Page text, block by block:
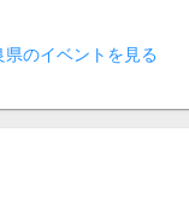
県のイベントを見る